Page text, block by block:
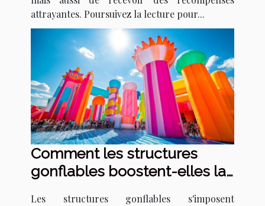
attrayantes. Poursuivez la lecture pour...
Comment les structures
gonflables boostent-elles la
Les structures gonflables s'imposent